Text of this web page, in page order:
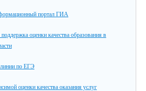
портал ГИА
оценки качества образования в
по ЕГЭ
оценки качества оказания услуг